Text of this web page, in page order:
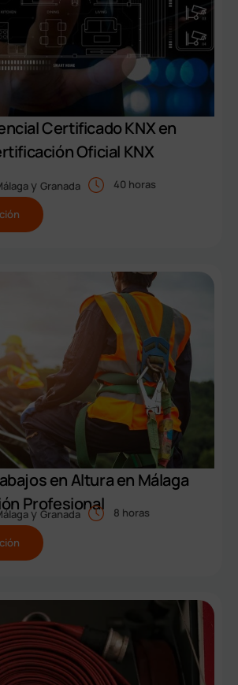
Certificado KNX en
Oficial KNX
y Granada 40 horas
en Altura en Málaga
Profesional
y Granada 8 horas